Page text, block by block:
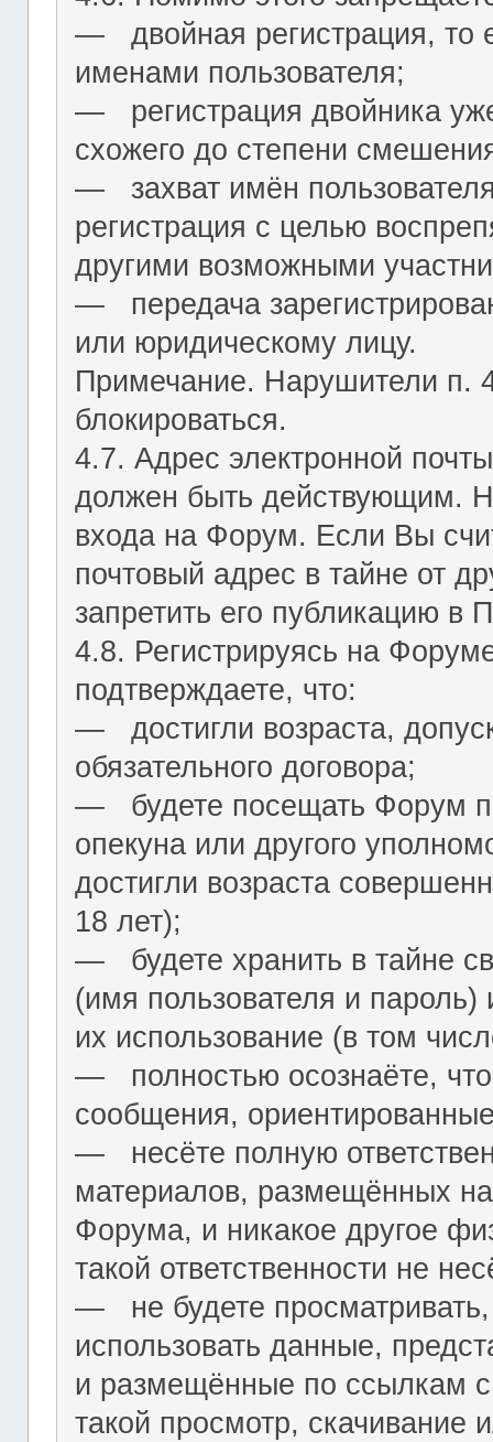
― двойная регистрация, то
именами пользователя;
― регистрация двойника
схожего до степени
― захват имён пользователя
регистрация с целью
другими возможными
― передача
или юридическому лицу.
Примечание. Нарушители п.
блокироваться.
4.7. Адрес электронной
должен быть действующим.
входа на Форум. Если Вы
почтовый адрес в тайне от
запретить его публикацию в
4.8. Регистрируясь на
подтверждаете, что:
― достигли возраста,
обязательного договора;
― будете посещать Форум
опекуна или другого
достигли возраста
18 лет);
― будете хранить в тайне
(имя пользователя и пароль)
их использование (в том
― полностью осознаёте,
сообщения,
― несёте полную
материалов, размещённых
Форума, и никакое другое
такой ответственности не
― не будете
использовать данные,
и размещённые по ссылкам
такой просмотр, скачивание